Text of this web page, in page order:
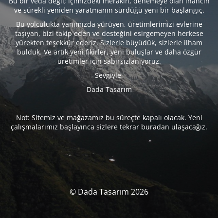
ve sürekli yeniden yaratmanın sürdüğü yeni bir başlangıç.
Bu yolculukta yanımızda yürüyen, üretimlerimizi evlerine
taşıyan, bizi takip eden ve desteğini esirgemeyen herkese
yürekten teşekkür ederiz. Sizlerle büyüdük, sizlerle ilham
bulduk. Ve artık yeni fikirler, yeni buluşlar ve daha özgür
üretimler için sabırsızlanıyoruz.
Sevgiyle,
Dada Tasarım
Not: Sitemiz ve mağazamız bu süreçte kapalı olacak. Yeni
çalışmalarımız başlayınca sizlere tekrar buradan ulaşacağız.
© Dada Tasarım 2026